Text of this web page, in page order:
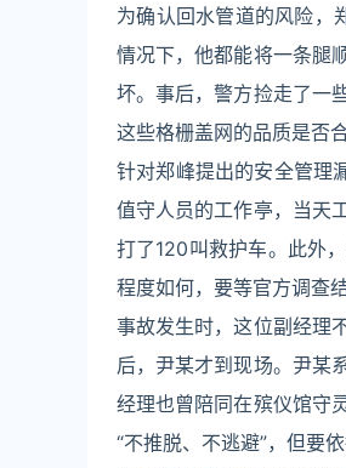
为确认回水管道的风险，
情况下，他都能将一条腿
坏。事后，警方捡走了一
这些格栅盖网的品质是否
针对郑峰提出的安全管理
值守人员的工作亭，当天
打了120叫救护车。此外
程度如何，要等官方调查结
事故发生时，这位副经理
后，尹某才到现场。尹某
经理也曾陪同在殡仪馆守
“不推脱、不逃避”，但要